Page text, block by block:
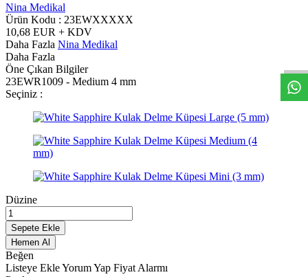
Nina Medikal
Ürün Kodu : 23EWXXXXX
10,68 EUR + KDV
Daha Fazla Nina Medikal
Daha Fazla
Öne Çıkan Bilgiler
23EWR1009 - Medium 4 mm
Seçiniz :
Düzine
Sepete Ekle
Hemen Al
Beğen
Listeye EkleYorum Yap Fiyat Alarmı